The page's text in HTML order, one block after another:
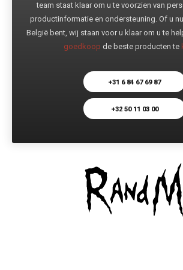
team staat klaar om u te voorzien van
productinformatie en ondersteuning. Of u
België bent, wij staan voor u klaar om u te
goedkoop de beste producten te
+31 6 84 67 69 87
+32 50 11 03 00